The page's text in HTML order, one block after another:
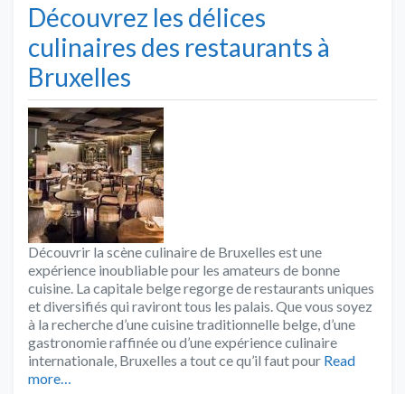
Découvrez les délices
culinaires des restaurants à
Bruxelles
Découvrir la scène culinaire de Bruxelles est une
expérience inoubliable pour les amateurs de bonne
cuisine. La capitale belge regorge de restaurants uniques
et diversifiés qui raviront tous les palais. Que vous soyez
à la recherche d’une cuisine traditionnelle belge, d’une
gastronomie raffinée ou d’une expérience culinaire
internationale, Bruxelles a tout ce qu’il faut pour Read
more…